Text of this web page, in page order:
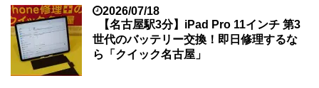
2026/07/18
【名古屋駅3分】iPad Pro 11インチ 第3
世代のバッテリー交換！即日修理するな
ら「クイック名古屋」